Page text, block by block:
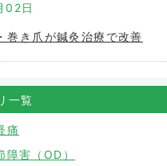
02日
巻き爪が鍼灸治療で改善
一覧
痛
障害（OD）